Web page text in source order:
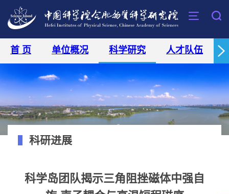
首 页 单位概况 科学研究 人才队伍
科研进展
科学岛团队揭示三角阻挫磁体中强自